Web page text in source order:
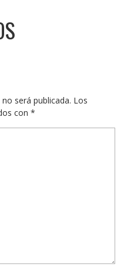
será publicada. Los
con *